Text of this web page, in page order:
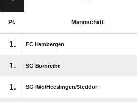
Pl. Mannschaft
1. FC Hambergen
1. SG Bornreihe
1. SG IWo/​Heeslingen/​Steddorf